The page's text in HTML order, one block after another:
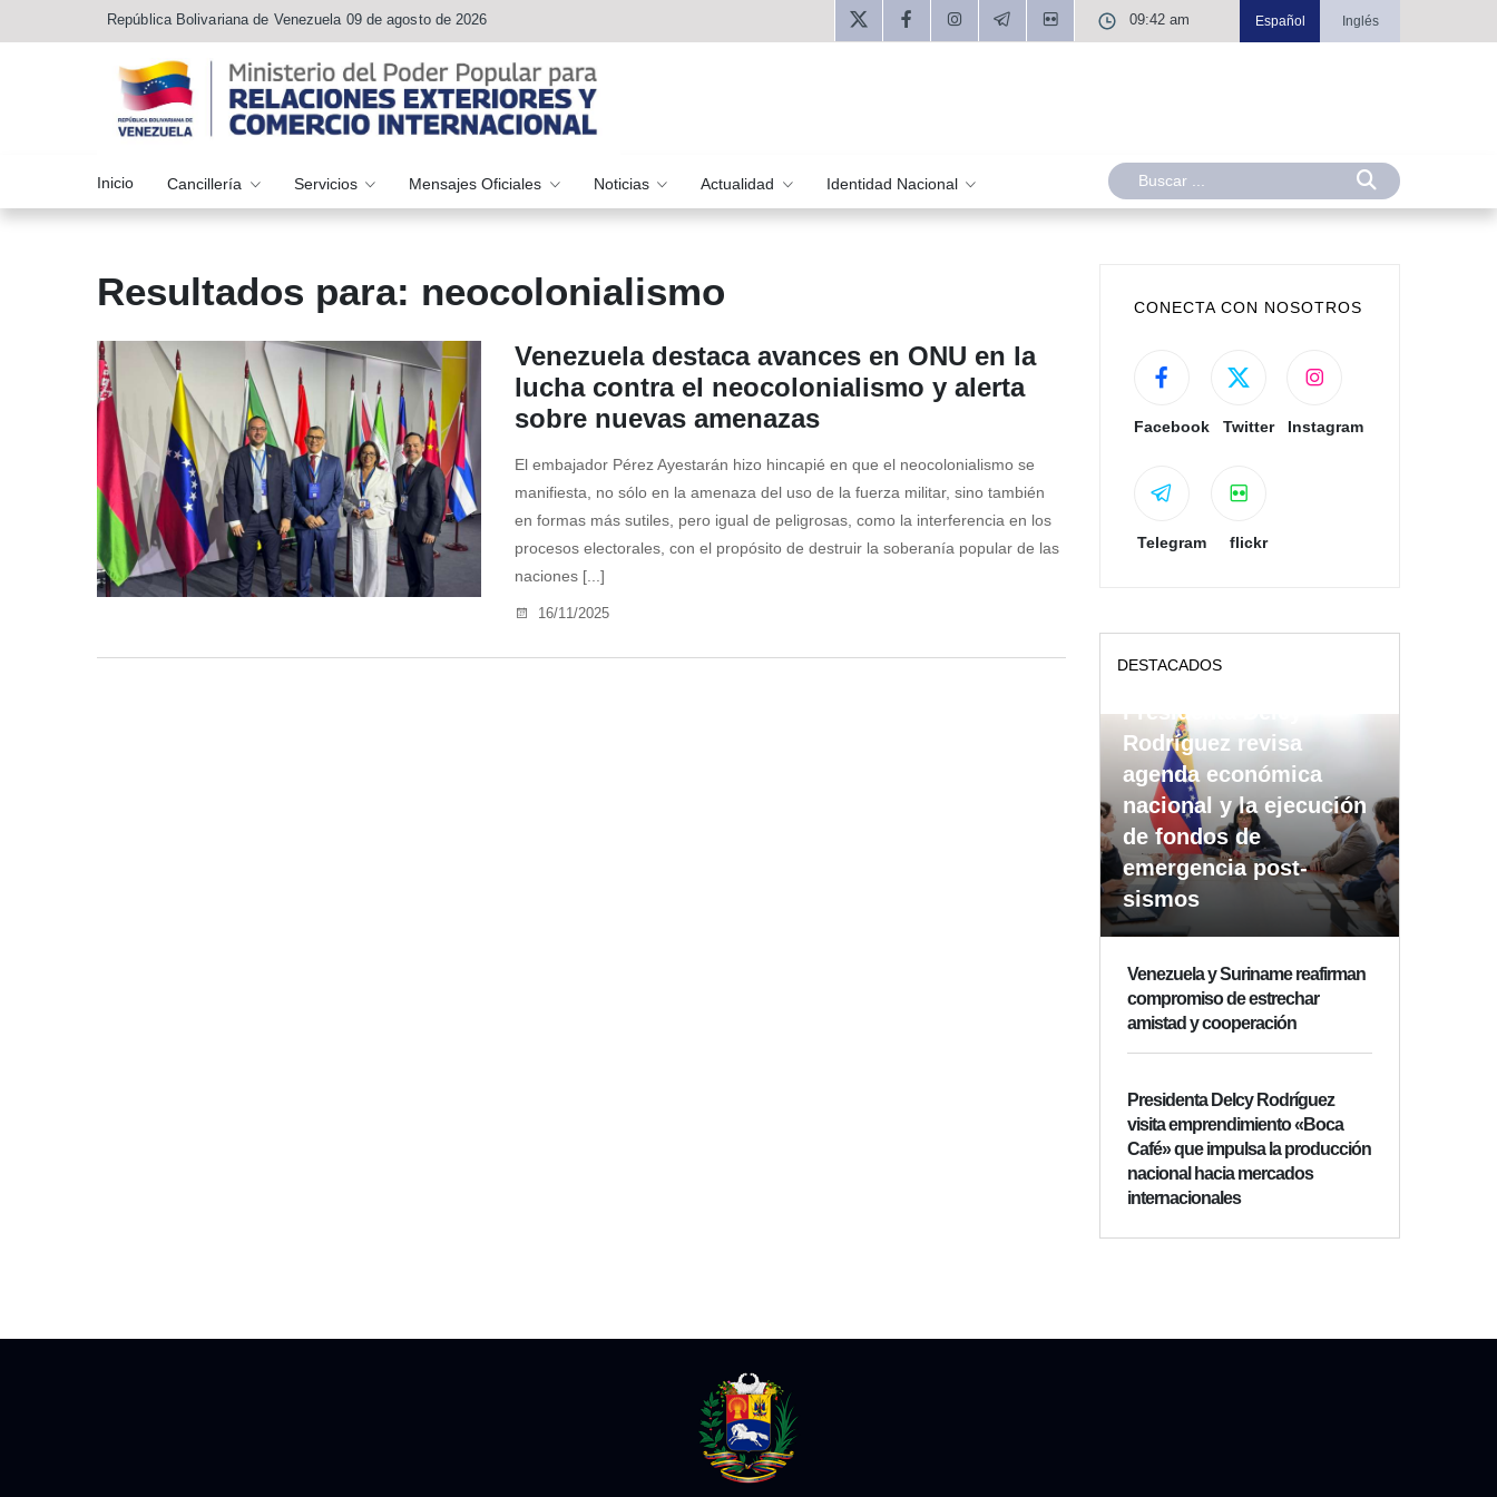
República Bolivariana de Venezuela 09 de agosto de 2026 09:42 am Español Inglés
Inicio Cancillería Servicios Mensajes Oficiales Noticias Actualidad Identidad Nacional
Resultados para: neocolonialismo
Venezuela destaca avances en ONU en la
lucha contra el neocolonialismo y alerta
sobre nuevas amenazas
El embajador Pérez Ayestarán hizo hincapié en que el neocolonialismo se
manifiesta, no sólo en la amenaza del uso de la fuerza militar, sino también
en formas más sutiles, pero igual de peligrosas, como la interferencia en los
procesos electorales, con el propósito de destruir la soberanía popular de las
naciones [...]
16/11/2025
CONECTA CON NOSOTROS
Facebook Twitter Instagram
Telegram flickr
DESTACADOS
Presidenta Delcy
Rodríguez revisa
agenda económica
nacional y la ejecución
de fondos de
emergencia post-
sismos
Venezuela y Suriname reafirman
compromiso de estrechar
amistad y cooperación
Presidenta Delcy Rodríguez
visita emprendimiento «Boca
Café» que impulsa la producción
nacional hacia mercados
internacionales